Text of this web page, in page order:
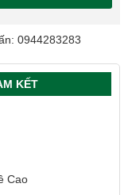
0944283283
KẾT
Cao